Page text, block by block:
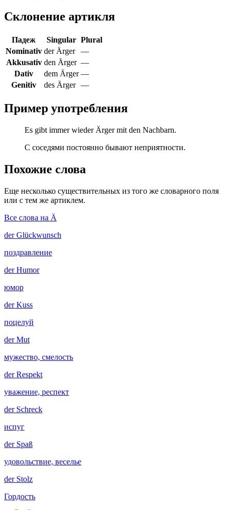
Склонение артикля
Падеж Singular Plural
Nominativ der Ärger
—
Akkusativ den Ärger —
Dativ
dem Ärger —
Genitiv
des Ärger —
Пример употребления
Es gibt immer wieder Ärger mit den Nachbarn.
С соседями постоянно бывают неприятности.
Похожие слова
Еще несколько существительных из того же словарного поля
или с тем же артиклем.
Все слова на Ä
derGlückwunsch
поздравление
derHumor
юмор
derKuss
поцелуй
derMut
мужество, смелость
derRespekt
уважение, респект
derSchreck
испуг
derSpaß
удовольствие, веселье
derStolz
Гордость